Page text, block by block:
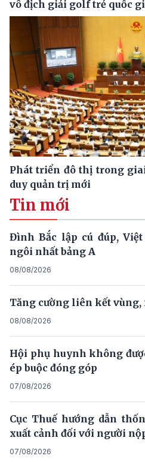
vô địch giải golf trẻ quốc
Phát triển đô thị trong
duy quản trị mới
Tin mới
Đình Bắc lập cú đúp,
ngôi nhất bảng A
08/08/2026
Tăng cường liên kết vùng,
08/08/2026
Hội phụ huynh không
ép buộc đóng góp
07/08/2026
Cục Thuế hướng dẫn
xuất cảnh đối với người
07/08/2026